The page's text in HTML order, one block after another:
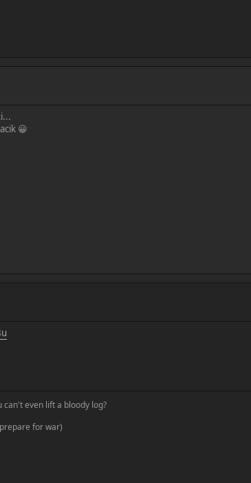
😀
even lift a bloody log?
for war)